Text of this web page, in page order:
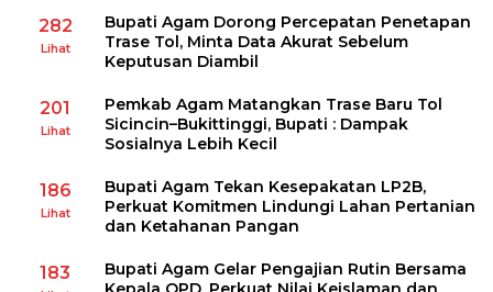
282
Lihat
Bupati Agam Dorong Percepatan Penetapan
Trase Tol, Minta Data Akurat Sebelum
Keputusan Diambil
201
Lihat
Pemkab Agam Matangkan Trase Baru Tol
Sicincin–Bukittinggi, Bupati : Dampak
Sosialnya Lebih Kecil
186
Lihat
Bupati Agam Tekan Kesepakatan LP2B,
Perkuat Komitmen Lindungi Lahan Pertanian
dan Ketahanan Pangan
183
Bupati Agam Gelar Pengajian Rutin Bersama